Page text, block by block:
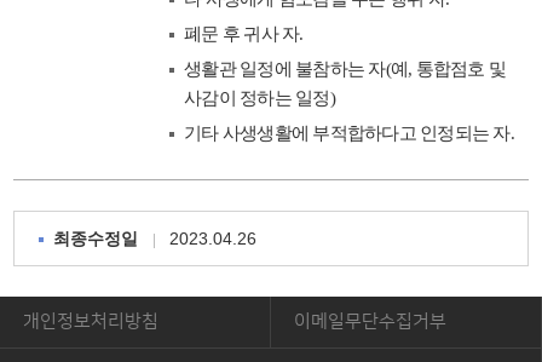
폐문 후 귀사 자.
생활관 일정에 불참하는 자(예, 통합점호 및
사감이 정하는 일정)
기타 사생생활에 부적합하다고 인정되는 자.
최종수정일 2023.04.26
개인정보처리방침 이메일무단수집거부